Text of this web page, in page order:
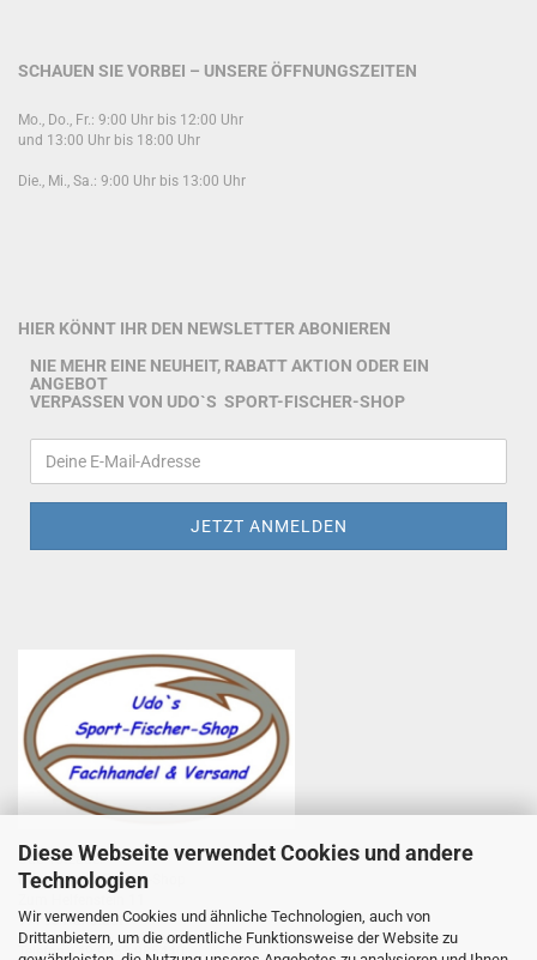
Diese Webseite verwendet Cookies und andere
Technologien
Wir verwenden Cookies und ähnliche Technologien, auch von
Drittanbietern, um die ordentliche Funktionsweise der Website zu
SCHAUEN SIE VORBEI – UNSERE ÖFFNUNGSZEITEN
Mo., Do., Fr.: 9:00 Uhr bis 12:00 Uhr
und 13:00 Uhr bis 18:00 Uhr
Die., Mi., Sa.: 9:00 Uhr bis 13:00 Uhr
HIER KÖNNT IHR DEN NEWSLETTER ABONIEREN
NIE MEHR EINE NEUHEIT, RABATT AKTION ODER EIN
ANGEBOT
VERPASSEN VON UDO`S SPORT-FISCHER-SHOP
Udo Totzauer
Udo`s Sport-Fischer-Shop
97753 Karlstadt
Telefon +49 9353 985440